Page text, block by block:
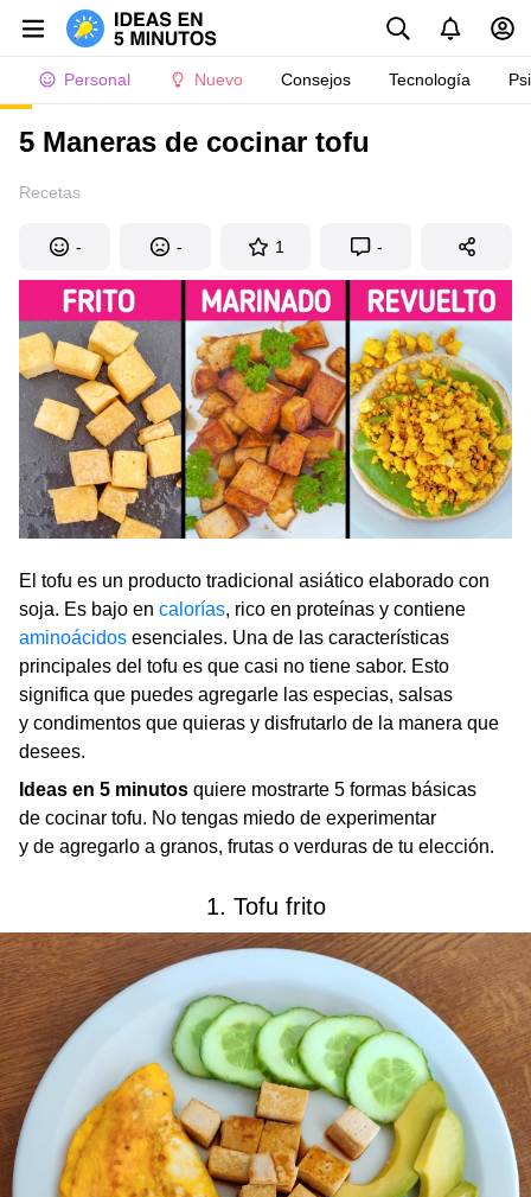
Personal Nuevo Consejos Tecnología
5 Maneras de cocinar tofu
Recetas
- - 1 -
El tofu es un producto tradicional asiático elaborado con
soja. Es bajo en calorías, rico en proteínas y contiene
aminoácidos esenciales. Una de las características
principales del tofu es que casi no tiene sabor. Esto
significa que puedes agregarle las especias, salsas
y condimentos que quieras y disfrutarlo de la manera que
desees.
Ideas en 5 minutos quiere mostrarte 5 formas básicas
de cocinar tofu. No tengas miedo de experimentar
y de agregarlo a granos, frutas o verduras de tu elección.
1. Tofu frito